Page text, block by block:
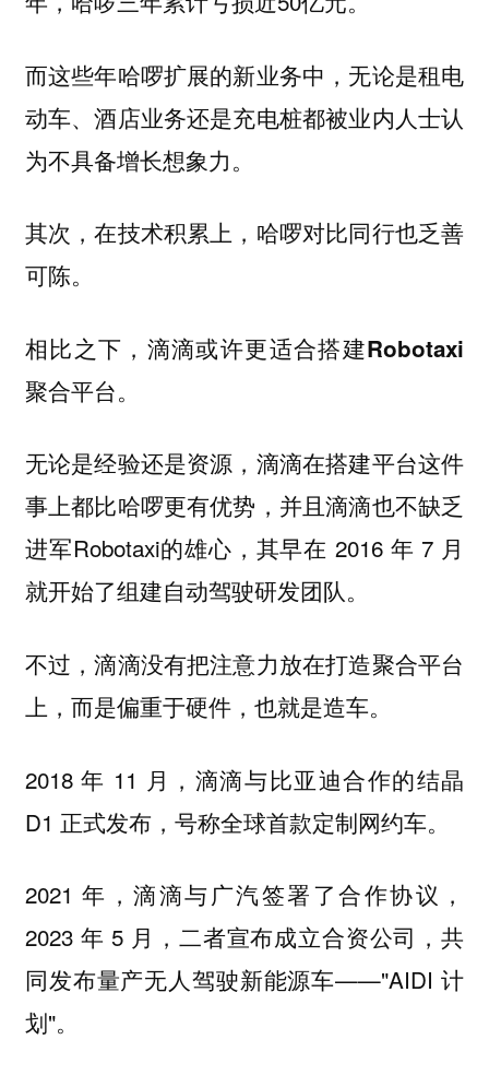
而这些年哈啰扩展的新业务中，无论是租电
动车、酒店业务还是充电桩都被业内人士认
为不具备增长想象力。
其次，在技术积累上，哈啰对比同行也乏善
可陈。
相比之下，滴滴或许更适合搭建Robotaxi
聚合平台。
无论是经验还是资源，滴滴在搭建平台这件
事上都比哈啰更有优势，并且滴滴也不缺乏
进军Robotaxi的雄心，其早在 2016 年 7 月
就开始了组建自动驾驶研发团队。
不过，滴滴没有把注意力放在打造聚合平台
上，而是偏重于硬件，也就是造车。
2018 年 11 月，滴滴与比亚迪合作的结晶
D1 正式发布，号称全球首款定制网约车。
2021 年，滴滴与广汽签署了合作协议，
2023 年 5 月，二者宣布成立合资公司，共
同发布量产无人驾驶新能源车——"AIDI 计
划"。